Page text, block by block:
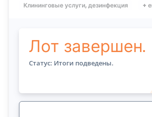
Клининговые услуги, дезинфекция +
Лот завершен.
Статус: Итоги подведены.